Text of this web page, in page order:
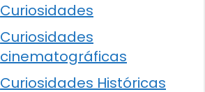
Curiosidades
Curiosidades
cinematográficas
Curiosidades Históricas